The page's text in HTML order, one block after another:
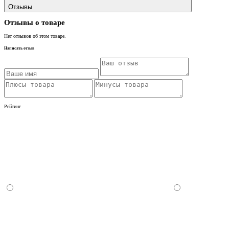
Отзывы
Отзывы о товаре
Нет отзывов об этом товаре.
Написать отзыв
Рейтинг